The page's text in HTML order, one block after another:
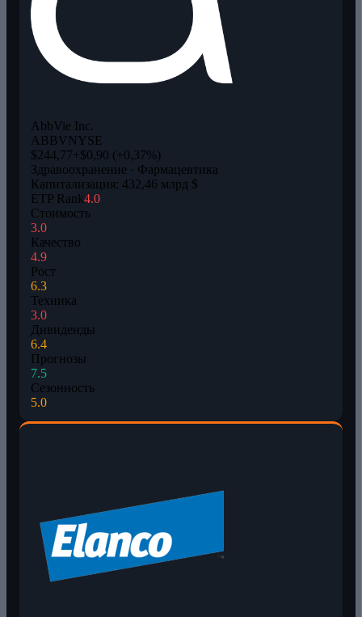
AbbVie Inc.
ABBVNYSE
$244,77+$0,90 (+0,37%)
Здравоохранение · Фармацевтика
Капитализация: 432,46 млрд $
ETP Rank4.0
Стоимость
3.0
Качество
4.9
Рост
6.3
Техника
3.0
Дивиденды
6.4
Прогнозы
7.5
Сезонность
5.0